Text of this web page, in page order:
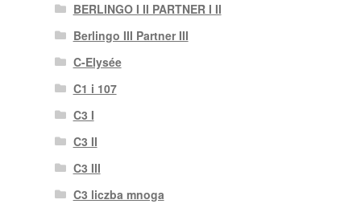
BERLINGO I II PARTNER I II
Berlingo III Partner III
C-Elysée
C1 i 107
C3 I
C3 II
C3 III
C3 liczba mnoga